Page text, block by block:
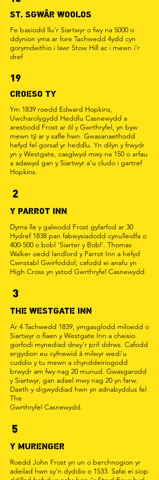
ST. SGWÂR WOOLOS
Fe basiodd llu’r Siartwyr o fwy na 5000 o
ddynion yma ar fore Tachwedd 4ydd cyn
gorymdeithio i lawr Stow Hill ac i mewn i’r
dref
19
CROESO TY
Ym 1839 roedd Edward Hopkins,
Uwcharolygydd Heddlu Casnewydd a
arestiodd Frost ar ôl y Gwrthryfel, yn byw
mewn tŷ ar y safle hwn. Gwasanaethodd
hefyd fel gorsaf yr heddlu. Yn dilyn y frwydr
yn y Westgate, casglwyd mwy na 150 o arfau
a adawyd gan y Siartwyr a’u cludo i gartref
Hopkins.
2
Y PARROT INN
Dyma lle y galwodd Frost gyfarfod ar 30
Hydref 1838 pan fabwysiadodd cynulleidfa o
400-500 o bobl ‘Siarter y Bobl’. Thomas
Walker oedd landlord y Parrot Inn a hefyd
Cwnstabl Gwirfoddol; cafodd ei anafu yn
High Cross yn ystod Gwrthryfel Casnewydd.
3
THE WESTGATE INN
Ar 4 Tachwedd 1839, ymgasglodd miloedd o
Siartwyr o flaen y Westgate Inn a cheisio
gorfodi mynediad drwy'r prif ddrws. Cafodd
ergydion eu cyfnewid â milwyr wedi'u
cuddio y tu mewn a chynddeiriogodd
brwydr am fwy nag 20 munud. Gwasgarodd
y Siartwyr, gan adael mwy nag 20 yn farw.
Daeth y digwyddiad hwn yn adnabyddus fel
The
Gwrthryfel Casnewydd.
5
Y MURENGER
Roedd John Frost yn un o berchnogion yr
adeilad hwn sy’n dyddio o 1533. Safai ei siop